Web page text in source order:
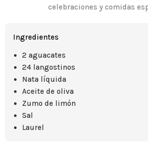
celebraciones y comidas
Ingredientes
2 aguacates
24 langostinos
Nata líquida
Aceite de oliva
Zumo de limón
Sal
Laurel